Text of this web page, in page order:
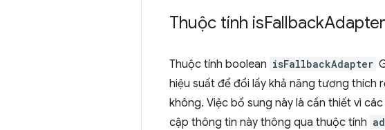
Thuộc tính isFallback
Thuộc tính boolean isFallbackAdapter
hiệu suất để đổi lấy khả năng tương thích
không. Việc bổ sung này là cần thiết vì
cập thông tin này thông qua thuộc tính